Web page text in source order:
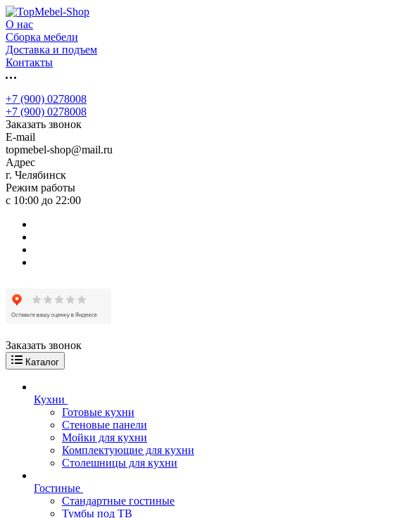
О нас
Сборка мебели
Доставка и подъем
Контакты
+7 (900) 0278008
+7 (900) 0278008
Заказать звонок
E-mail
topmebel-shop@mail.ru
Адрес
г. Челябинск
Режим работы
с 10:00 до 22:00
Заказать звонок
Каталог
Кухни
Готовые кухни
Стеновые панели
Мойки для кухни
Комплектующие для кухни
Столешницы для кухни
Гостиные
Стандартные гостиные
Тумбы под ТВ